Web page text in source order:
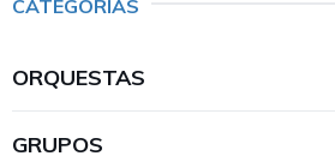
CATEGORÍAS
ORQUESTAS
GRUPOS